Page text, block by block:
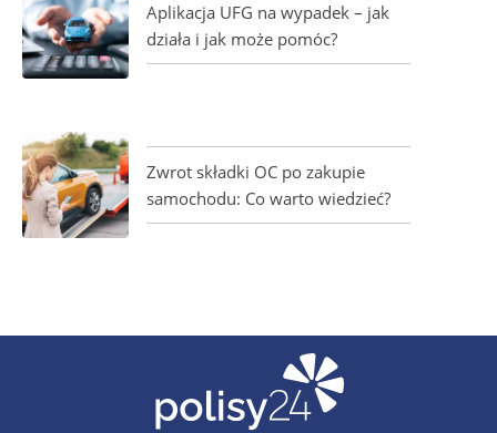
Aplikacja UFG na wypadek – jak
działa i jak może pomóc?
Zwrot składki OC po zakupie
samochodu: Co warto wiedzieć?